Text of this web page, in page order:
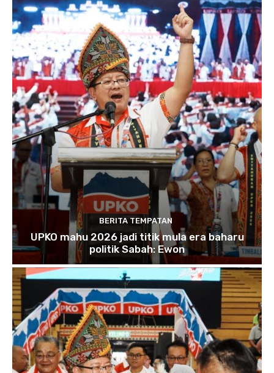
BERITA TEMPATAN
UPKO mahu 2026 jadi titik mula era baharu
politik Sabah: Ewon